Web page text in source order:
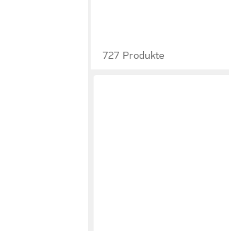
727 Produkte